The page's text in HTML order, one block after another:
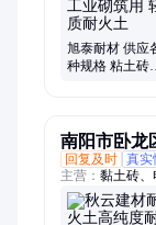
旭泰耐材 供应
种规格 粘土砖
南阳市卧龙
回复及时 真实
主营： 黏土砖、
铝砖、石英砂
口机、冬施剂